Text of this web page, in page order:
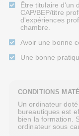
Être titulaire d'un
CAP/BEP/titre
d'expériences
chambre.
Avoir une bonne
Une bonne
CONDITIONS
Un ordinateur
bureautiques est
bien la formation.
ordinateur sous